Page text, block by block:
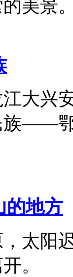
美景
大兴
族——
的地方
太阳
。